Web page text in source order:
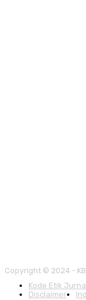
Copyright © 2024 -
Kode Etik
Disclaimer